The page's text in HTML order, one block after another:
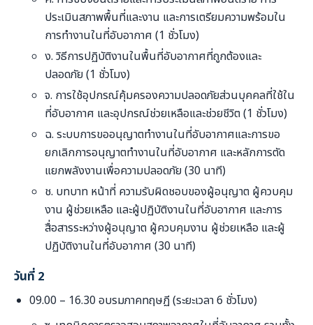
ประเมินสภาพพื้นที่และงาน และการเตรียมความพร้อมใน
การทำงานในที่อับอากาศ (1 ชั่วโมง)
ง. วิธีการปฏิบัติงานในพื้นที่อับอากาศที่ถูกต้องและ
ปลอดภัย (1 ชั่วโมง)
จ. การใช้อุปกรณ์คุ้มครองความปลอดภัยส่วนบุคคลที่ใช้ใน
ที่อับอากาศ และอุปกรณ์ช่วยเหลือและช่วยชีวิต (1 ชั่วโมง)
ฉ. ระบบการขออนุญาตทำงานในที่อับอากาศและการขอ
ยกเลิกการอนุญาตทำงานในที่อับอากาศ และหลักการตัด
แยกพลังงานเพื่อความปลอดภัย (30 นาที)
ช. บทบาท หน้าที่ ความรับผิดชอบของผู้อนุญาต ผู้ควบคุม
งาน ผู้ช่วยเหลือ และผู้ปฏิบัติงานในที่อับอากาศ และการ
สื่อสารระหว่างผู้อนุญาต ผู้ควบคุมงาน ผู้ช่วยเหลือ และผู้
ปฏิบัติงานในที่อับอากาศ (30 นาที)
วันที่ 2
09.00 – 16.30 อบรมภาคทฤษฏี (ระยะเวลา 6 ชั่วโมง)